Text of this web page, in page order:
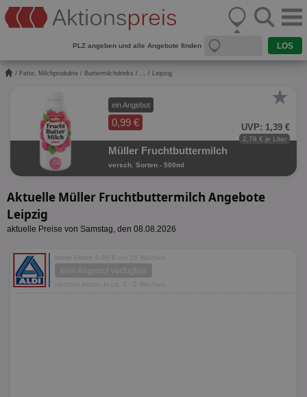
PLZ angeben und alle Angebote finden
/ Fette, Milchprodukte / Buttermilchdrinks / ... / Leipzig
ein Angebot
0,99 €
★
UVP: 1,39 €
2,78 € je Liter
Müller Fruchtbuttermilch
versch. Sorten - 500ml
Aktuelle Müller Fruchtbuttermilch Angebote
Leipzig
aktuelle Preise von Samstag, den 08.08.2026
letzte Aktion 0,89 € vor 18 Wochen
kein Angebot verfügbar
nächste Aktion in ca. 1 - 2 Wochen